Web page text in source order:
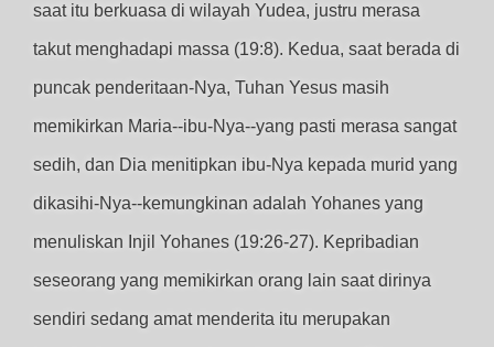
saat itu berkuasa di wilayah Yudea, justru merasa
takut menghadapi massa (19:8). Kedua, saat berada di
puncak penderitaan-Nya, Tuhan Yesus masih
memikirkan Maria--ibu-Nya--yang pasti merasa sangat
sedih, dan Dia menitipkan ibu-Nya kepada murid yang
dikasihi-Nya--kemungkinan adalah Yohanes yang
menuliskan Injil Yohanes (19:26-27). Kepribadian
seseorang yang memikirkan orang lain saat dirinya
sendiri sedang amat menderita itu merupakan